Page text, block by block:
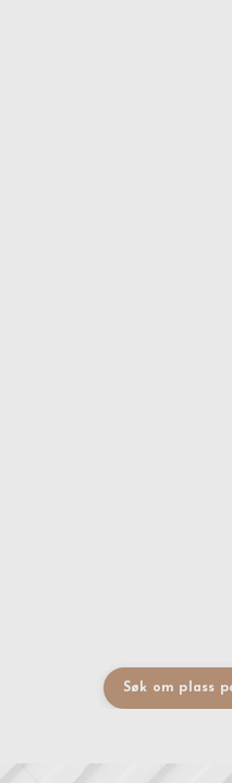
Søk om plass